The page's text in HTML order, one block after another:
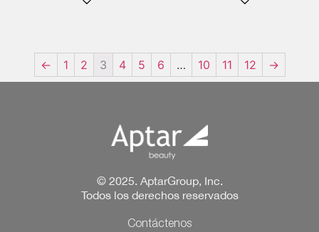
← 1 2 3 4 5 6 … 10 11 12 →
© 2025. AptarGroup, Inc.
Todos los derechos reservados
Contáctenos